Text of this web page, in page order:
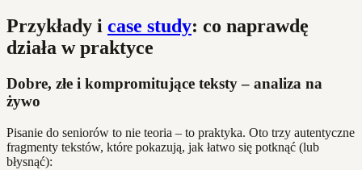
Przykłady i case study: co naprawdę
działa w praktyce
Dobre, złe i kompromitujące teksty – analiza na
żywo
Pisanie do seniorów to nie teoria – to praktyka. Oto trzy autentyczne
fragmenty tekstów, które pokazują, jak łatwo się potknąć (lub
błysnąć):